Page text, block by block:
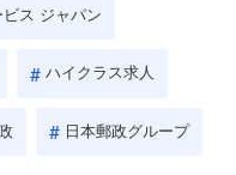
ス ジャパン
ハイクラス求人
日本郵政グループ